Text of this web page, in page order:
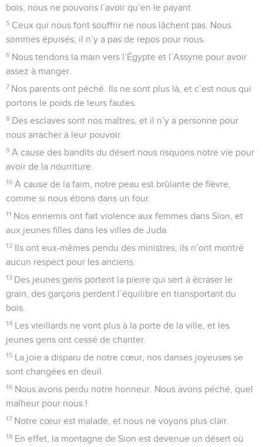
bois, nous ne pouvons l’avoir qu’en le payant.
5 Ceux qui nous font souffrir ne nous lâchent pas. Nous
sommes épuisés, il n’y a pas de repos pour nous.
6 Nous tendons la main vers l’Égypte et l’Assyrie pour avoir
assez à manger.
7 Nos parents ont péché. Ils ne sont plus là, et c’est nous qui
portons le poids de leurs fautes.
8 Des esclaves sont nos maîtres, et il n’y a personne pour
nous arracher à leur pouvoir.
9 À cause des bandits du désert nous risquons notre vie pour
avoir de la nourriture.
10 À cause de la faim, notre peau est brûlante de fièvre,
comme si nous étions dans un four.
11 Nos ennemis ont fait violence aux femmes dans Sion, et
aux jeunes filles dans les villes de Juda.
12 Ils ont eux-mêmes pendu des ministres, ils n’ont montré
aucun respect pour les anciens.
13 Des jeunes gens portent la pierre qui sert à écraser le
grain, des garçons perdent l’équilibre en transportant du
bois.
14 Les vieillards ne vont plus à la porte de la ville, et les
jeunes gens ont cessé de chanter.
15 La joie a disparu de notre cœur, nos danses joyeuses se
sont changées en deuil.
16 Nous avons perdu notre honneur. Nous avons péché, quel
malheur pour nous !
17 Notre cœur est malade, et nous ne voyons plus clair.
18 En effet, la montagne de Sion est devenue un désert où